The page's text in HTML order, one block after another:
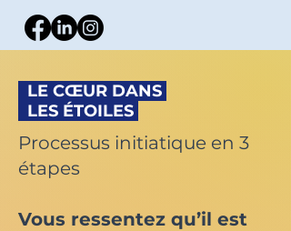
LE CŒUR DANS
LES ÉTOILES
Processus initiatique en 3
étapes
Vous ressentez qu’il est